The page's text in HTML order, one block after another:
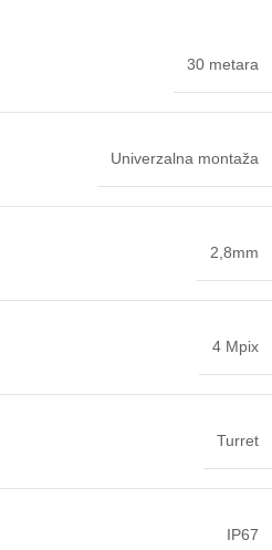
30 metara
Univerzalna montaža
2,8mm
4 Mpix
Turret
IP67